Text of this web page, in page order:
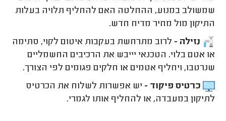
שמשולב במנוע, ההחלטה האם להחליף תלויה בעלות
התיקון מול מחיר מדיח חדש.
נזילה - לרוב מתרחשת בעקבות איטום לקוי, סתימה
או אטם בלוי. הטכנאי יייבש את הרכיבים החשמליים
שנרטבו, ויחליף אטמים או חלקים פגומים לפי הצורך.
כרטיס פיקוד - יש אפשרות לשלוח את הכרטיס
לתיקון במעבדה, או להחליף אותו לגמרי.